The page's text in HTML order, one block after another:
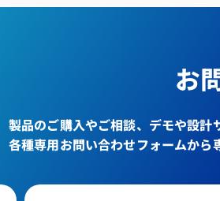
お
製品のご購入やご相談、デモや設計
各種専用お問い合わせフォームから